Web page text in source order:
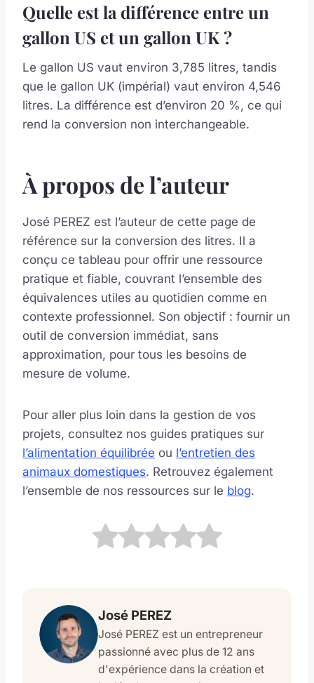
Quelle est la différence entre un
gallon US et un gallon UK ?
Le gallon US vaut environ 3,785 litres, tandis
que le gallon UK (impérial) vaut environ 4,546
litres. La différence est d’environ 20 %, ce qui
rend la conversion non interchangeable.
À propos de l’auteur
José PEREZ est l’auteur de cette page de
référence sur la conversion des litres. Il a
conçu ce tableau pour offrir une ressource
pratique et fiable, couvrant l’ensemble des
équivalences utiles au quotidien comme en
contexte professionnel. Son objectif : fournir un
outil de conversion immédiat, sans
approximation, pour tous les besoins de
mesure de volume.
Pour aller plus loin dans la gestion de vos
projets, consultez nos guides pratiques sur
l’alimentation équilibrée ou l’entretien des
animaux domestiques. Retrouvez également
l’ensemble de nos ressources sur le blog.
José PEREZ
José PEREZ est un entrepreneur
passionné avec plus de 12 ans
d'expérience dans la création et